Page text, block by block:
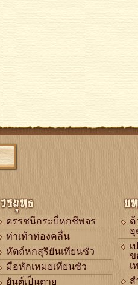
วรยุทธ
ดรรชนีกระบี่หกชีพจร
ท่าเท้าท่องคลื่น
หัตถ์หกสุริยันเทียนซัว
มือหักเหมยเทียนซัว
ยันต์เป็นตาย
บ
ต้
อุ
เ
ข
เ
ส